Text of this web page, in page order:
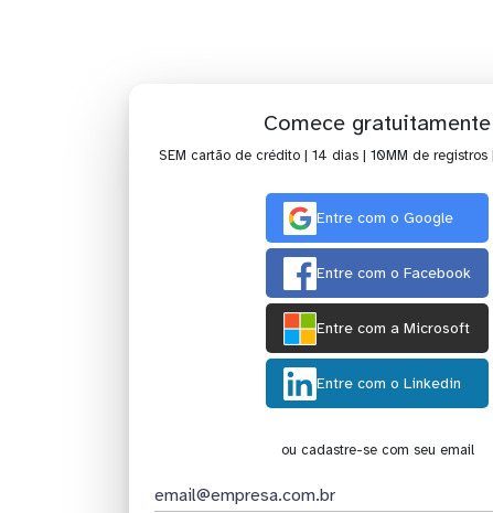
Comece gratuitamente
SEM cartão de crédito | 14 dias | 10MM de
Entre com o Google
Entre com o Facebook
Entre com a Microsoft
Entre com o Linkedin
ou cadastre-se com seu email